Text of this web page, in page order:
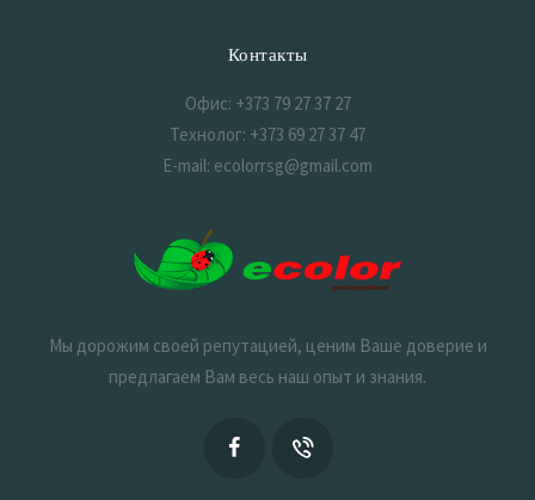
Контакты
Офис: +373 79 27 37 27
Технолог: +373 69 27 37 47
E-mail: ecolorrsg@gmail.com
Мы дорожим своей репутацией, ценим Ваше доверие и
предлагаем Вам весь наш опыт и знания.